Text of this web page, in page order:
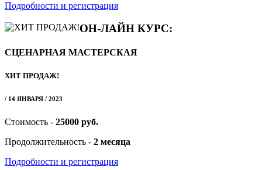
Подробности и регистрация
ОН-ЛАЙН КУРС:
СЦЕНАРНАЯ МАСТЕРСКАЯ
ХИТ ПРОДАЖ!
/ 14 ЯНВАРЯ / 2023
Стоимость - 25000 руб.
Продолжительность - 2 месяца
Подробности и регистрация